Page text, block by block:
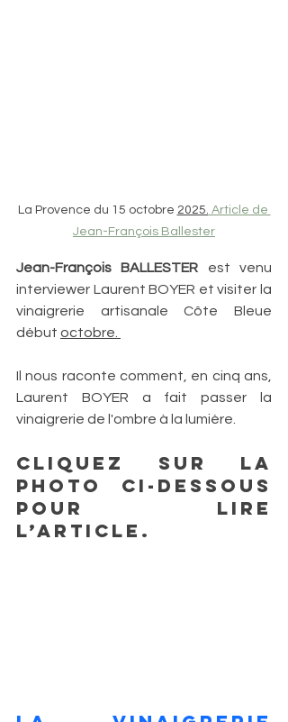
La Provence du 15 octobre 2025. Article de
Jean-François Ballester
Jean-François BALLESTER est venu
interviewer Laurent BOYER et visiter la
vinaigrerie artisanale Côte Bleue
début octobre.
Il nous raconte comment, en cinq ans,
Laurent BOYER a fait passer la
vinaigrerie de l'ombre à la lumière.
Cliquez sur la
photo ci-dessous
pour lire
l’article.